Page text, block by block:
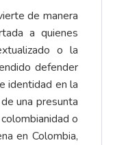
de manera
a quienes
o la
defender
identidad en la
una presunta
o
en Colombia,